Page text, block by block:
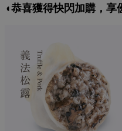
◖恭喜獲得快閃加購，享